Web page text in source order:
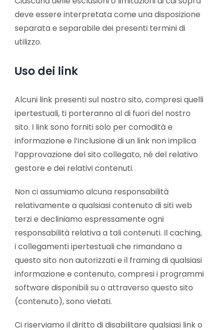
deve essere interpretata come una disposizione
separata e separabile dei presenti termini di
utilizzo.
Uso dei link
Alcuni link presenti sul nostro sito, compresi quelli
ipertestuali, ti porteranno al di fuori del nostro
sito. I link sono forniti solo per comodità e
informazione e l’inclusione di un link non implica
l’approvazione del sito collegato, né del relativo
gestore e dei relativi contenuti.
Non ci assumiamo alcuna responsabilità
relativamente a qualsiasi contenuto di siti web
terzi e decliniamo espressamente ogni
responsabilità relativa a tali contenuti. Il caching,
i collegamenti ipertestuali che rimandano a
questo sito non autorizzati e il framing di qualsiasi
informazione e contenuto, compresi i programmi
software disponibili su o attraverso questo sito
(contenuto), sono vietati.
Ci riserviamo il diritto di disabilitare qualsiasi link o